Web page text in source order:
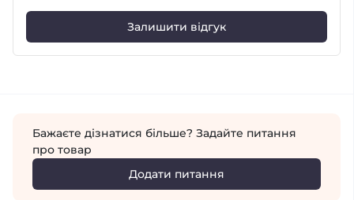
Залишити відгук
Бажаєте дізнатися більше? Задайте питання
про товар
Додати питання